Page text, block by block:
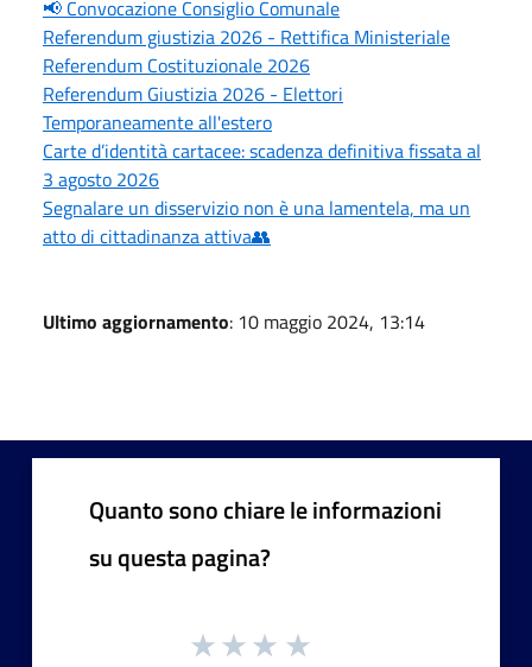
📢 Convocazione Consiglio Comunale
Referendum giustizia 2026 - Rettifica Ministeriale
Referendum Costituzionale 2026
Referendum Giustizia 2026 - Elettori
Temporaneamente all'estero
Carte d’identità cartacee: scadenza definitiva fissata al
3 agosto 2026
Segnalare un disservizio non è una lamentela, ma un
atto di cittadinanza attiva👥
Ultimo aggiornamento: 10 maggio 2024, 13:14
Quanto sono chiare le informazioni
su questa pagina?